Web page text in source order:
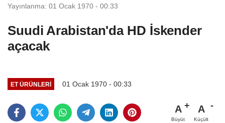
Yayınlanma: 01 Ocak 1970 - 00:33
Suudi Arabistan'da HD İskender
açacak
ET ÜRÜNLERI 01 Ocak 1970 - 00:33
A
Büyüt
A
Küçült